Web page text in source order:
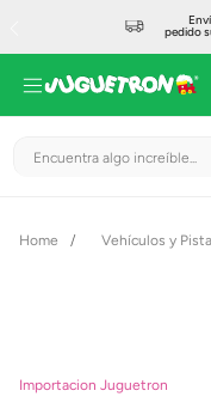
pedido
Encuentra algo increíble...
Vehículos y
Importacion Juguetron